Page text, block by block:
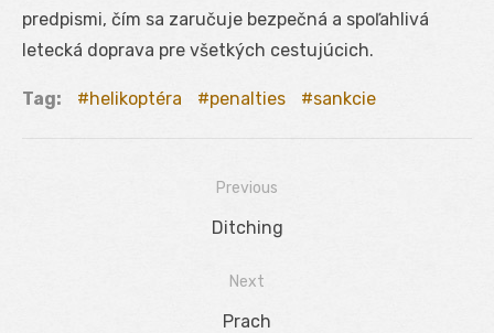
predpismi, čím sa zaručuje bezpečná a spoľahlivá
letecká doprava pre všetkých cestujúcich.
Tag: helikoptéra penalties sankcie
Previous
Previous
Ditching
Next
Next
Prach